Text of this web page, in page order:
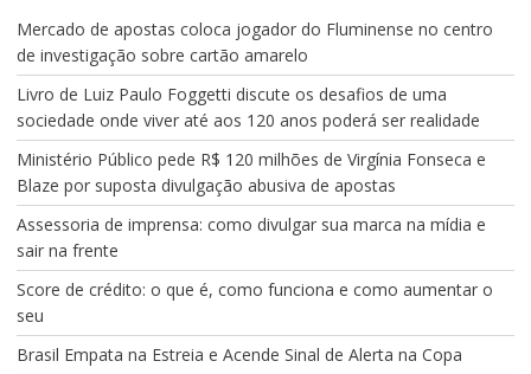
Mercado de apostas coloca jogador do Fluminense no centro
de investigação sobre cartão amarelo
Livro de Luiz Paulo Foggetti discute os desafios de uma
sociedade onde viver até aos 120 anos poderá ser realidade
Ministério Público pede R$ 120 milhões de Virgínia Fonseca e
Blaze por suposta divulgação abusiva de apostas
Assessoria de imprensa: como divulgar sua marca na mídia e
sair na frente
Score de crédito: o que é, como funciona e como aumentar o
seu
Brasil Empata na Estreia e Acende Sinal de Alerta na Copa